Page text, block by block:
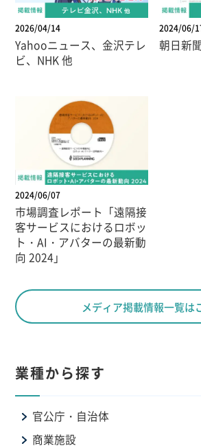
2026/04/14
Yahooニュース、金沢テレ
ビ、NHK 他
2024/06/
朝日新
2024/06/07
市場調査レポート「遠隔接
客サービスにおけるロボッ
ト・AI・アバターの最新動
向 2024」
メディア掲載情報一覧は
業種から探す
官公庁・自治体
商業施設